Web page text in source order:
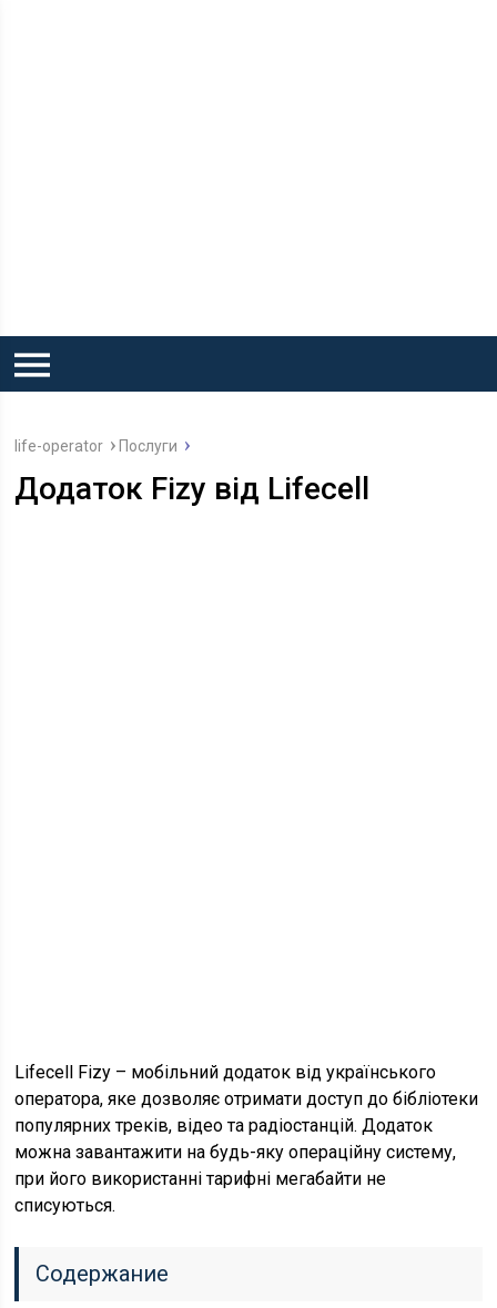
life-operator Послуги
Додаток Fizy від Lifecell
Lifecell Fizy – мобільний додаток від українського
оператора, яке дозволяє отримати доступ до бібліотеки
популярних треків, відео та радіостанцій. Додаток
можна завантажити на будь-яку операційну систему,
при його використанні тарифні мегабайти не
списуються.
Содержание